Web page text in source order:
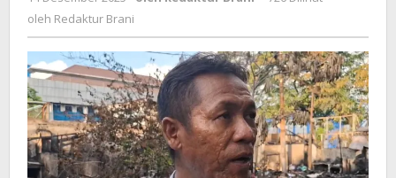
oleh Redaktur Brani